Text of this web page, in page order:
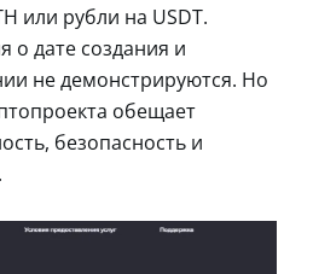
или рубли на USDT.
о дате создания и
не демонстрируются. Но
обещает
безопасность и